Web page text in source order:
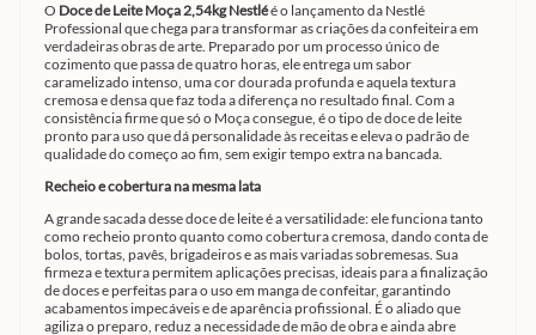
O Doce de Leite Moça 2,54kg Nestléé o lançamento da Nestlé
Professional que chega para transformar as criações da confeiteira em
verdadeiras obras de arte. Preparado por um processo único de
cozimento que passa de quatro horas, ele entrega um sabor
caramelizado intenso, uma cor dourada profunda e aquela textura
cremosa e densa que faz toda a diferença no resultado final. Com a
consistência firme que só o Moça consegue, é o tipo de doce de leite
pronto para uso que dá personalidade às receitas e eleva o padrão de
qualidade do começo ao fim, sem exigir tempo extra na bancada.
Recheio e cobertura na mesma lata
A grande sacada desse doce de leite é a versatilidade: ele funciona tanto
como recheio pronto quanto como cobertura cremosa, dando conta de
bolos, tortas, pavês, brigadeiros e as mais variadas sobremesas. Sua
firmeza e textura permitem aplicações precisas, ideais para a finalização
de doces e perfeitas para o uso em manga de confeitar, garantindo
acabamentos impecáveis e de aparência profissional. É o aliado que
agiliza o preparo, reduz a necessidade de mão de obra e ainda abre